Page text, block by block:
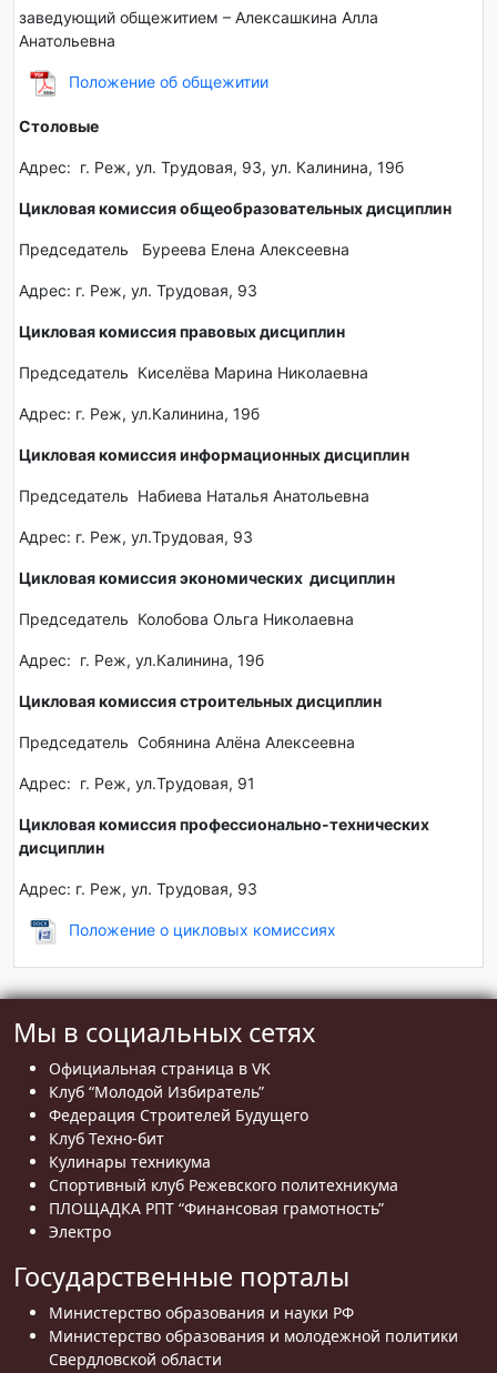
заведующий общежитием – Алексашкина Алла
Анатольевна
Положение об общежитии
Столовые
Адрес: г. Реж, ул. Трудовая, 93, ул. Калинина, 19б
Цикловая комиссия общеобразовательных дисциплин
Председатель Буреева Елена Алексеевна
Адрес: г. Реж, ул. Трудовая, 93
Цикловая комиссия правовых дисциплин
Председатель Киселёва Марина Николаевна
Адрес: г. Реж, ул.Калинина, 19б
Цикловая комиссия информационных дисциплин
Председатель Набиева Наталья Анатольевна
Адрес: г. Реж, ул.Трудовая, 93
Цикловая комиссия экономических дисциплин
Председатель Колобова Ольга Николаевна
Адрес: г. Реж, ул.Калинина, 19б
Цикловая комиссия строительных дисциплин
Председатель Собянина Алёна Алексеевна
Адрес: г. Реж, ул.Трудовая, 91
Цикловая комиссия профессионально-технических
дисциплин
Адрес: г. Реж, ул. Трудовая, 93
Положение о цикловых комиссиях
Мы в социальных сетях
Официальная страница в VK
Клуб “Молодой Избиратель”
Федерация Строителей Будущего
Клуб Техно-бит
Кулинары техникума
Спортивный клуб Режевского политехникума
ПЛОЩАДКА РПТ “Финансовая грамотность”
Электро
Государственные порталы
Министерство образования и науки РФ
Министерство образования и молодежной политики
Свердловской области